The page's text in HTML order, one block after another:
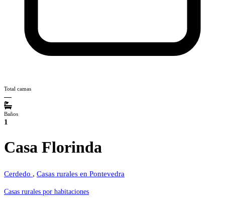
Total camas
—
Baños
1
Casa Florinda
Cerdedo , Casas rurales en Pontevedra
Casas rurales por habitaciones